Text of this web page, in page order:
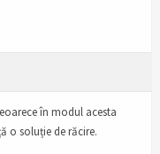
în modul acesta
o soluție de răcire.